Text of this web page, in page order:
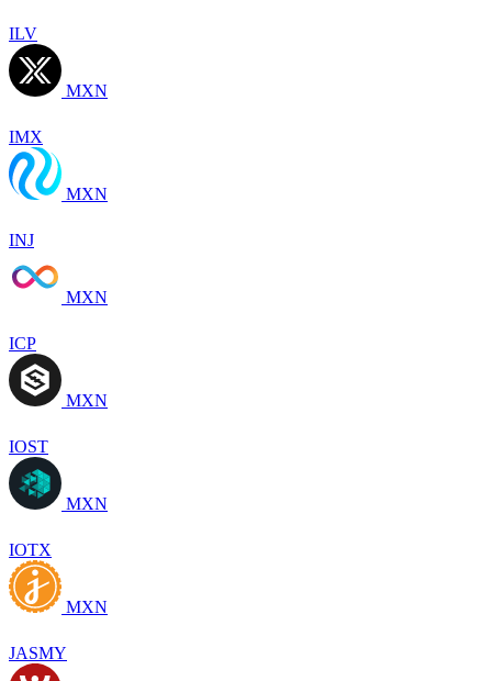
ILV
MXN
IMX
MXN
INJ
MXN
ICP
MXN
IOST
MXN
IOTX
MXN
JASMY